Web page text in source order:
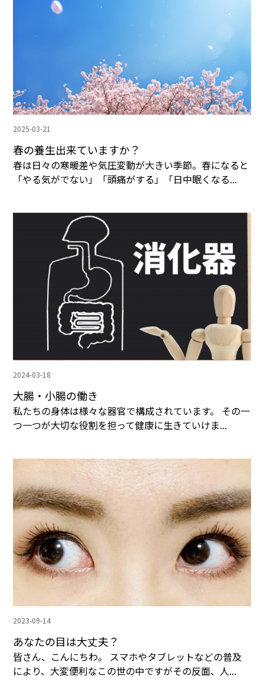
2025-03-21
春の養生出来ていますか？
春は日々の寒暖差や気圧変動が大きい季節。春になると
「やる気がでない」「頭痛がする」「日中眠くなる...
2024-03-18
大腸・小腸の働き
私たちの身体は様々な器官で構成されています。 その一
つ一つが大切な役割を担って健康に生きていけま...
2023-09-14
あなたの目は大丈夫？
皆さん、こんにちわ。 スマホやタブレットなどの普及
により、大変便利なこの世の中ですがその反面、人...